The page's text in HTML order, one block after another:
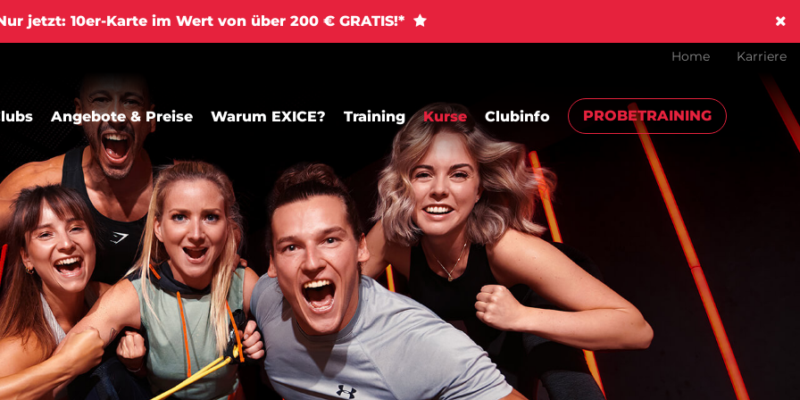
jetzt: 10er-Karte im Wert von über 200 € GRATIS!*
Home Karriere
Angebote & Preise Warum EXICE? Training Kurse Clubinfo PROBETRAINING